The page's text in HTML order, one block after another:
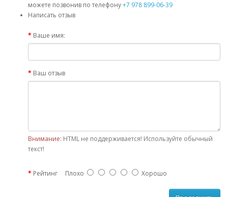
можете позвонив по телефону+7 978 899-06-39
Написать отзыв
Ваше имя:
Ваш отзыв
Внимание: HTML не поддерживается! Используйте обычный
текст!
Рейтинг Плохо Хорошо